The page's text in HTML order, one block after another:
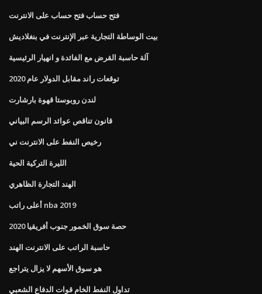
فتح حساب فتح حساب على الانترنت
بيت الوساطة التجارية عبر الإنترنت في بنغلاديش
آلة حاسبة القرض مع الفائدة و انهيار الرئيسية
توقعات راند مقابل الدولار عام 2020
لندن روبوستا قهوة بارشارت
قانون تناقص عوائد الرسم البياني
رخيص النفط على الانترنت ني
الليرة التركية الحية
الهند التجارة الظاهري
أعلى راتب nba 2019
حصة سوق الخمور جنوب أفريقيا 2020
حاسبة الراتب على الانترنت الهند
هو سوق الأسهم لا يزال يتراجع
تداول النفط الخام قوات الدفاع الشعبي